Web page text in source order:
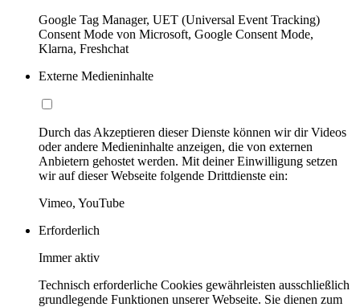
Google Tag Manager, UET (Universal Event Tracking)
Consent Mode von Microsoft, Google Consent Mode,
Klarna, Freshchat
Externe Medieninhalte
Durch das Akzeptieren dieser Dienste können wir dir Videos
oder andere Medieninhalte anzeigen, die von externen
Anbietern gehostet werden. Mit deiner Einwilligung setzen
wir auf dieser Webseite folgende Drittdienste ein:
Vimeo, YouTube
Erforderlich
Immer aktiv
Technisch erforderliche Cookies gewährleisten ausschließlich
grundlegende Funktionen unserer Webseite. Sie dienen zum